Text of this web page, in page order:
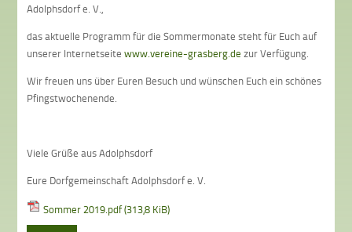
Adolphsdorf e. V.,
das aktuelle Programm für die Sommermonate steht für Euch auf
unserer Internetseitewww.vereine-grasberg.de zur Verfügung.
Wir freuen uns über Euren Besuch und wünschen Euch ein schönes
Pfingstwochenende.
Viele Grüße aus Adolphsdorf
Eure Dorfgemeinschaft Adolphsdorf e. V.
Sommer 2019.pdf(313,8 KiB)